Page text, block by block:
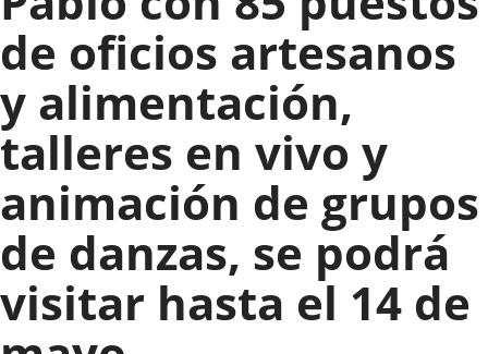
de oficios artesanos
y alimentación,
talleres en vivo y
animación de grupos
de danzas, se podrá
visitar hasta el 14 de